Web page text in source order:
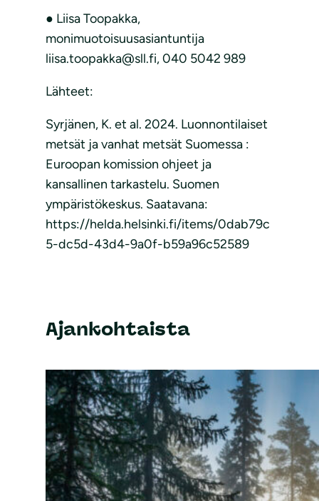
● Liisa Toopakka,
monimuotoisuusasiantuntija
liisa.toopakka@sll.fi, 040 5042 989
Lähteet:
Syrjänen, K. et al. 2024. Luonnontilaiset
metsät ja vanhat metsät Suomessa :
Euroopan komission ohjeet ja
kansallinen tarkastelu. Suomen
ympäristökeskus. Saatavana:
https://helda.helsinki.fi/items/0dab79c
5-dc5d-43d4-9a0f-b59a96c52589
Ajankohtaista